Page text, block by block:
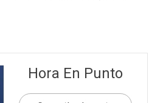
Hora En Punto